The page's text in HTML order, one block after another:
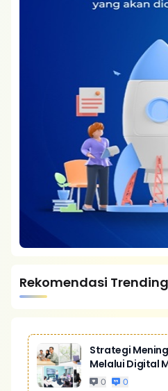
Rekomendasi Trending
Strategi
Melalui Digital
Bisnis Yang
0 0